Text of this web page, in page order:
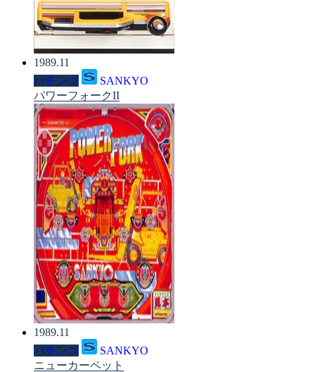
1989.11
パチンコ
SANKYO
パワーフォークII
1989.11
パチンコ
SANKYO
ニューカーペット